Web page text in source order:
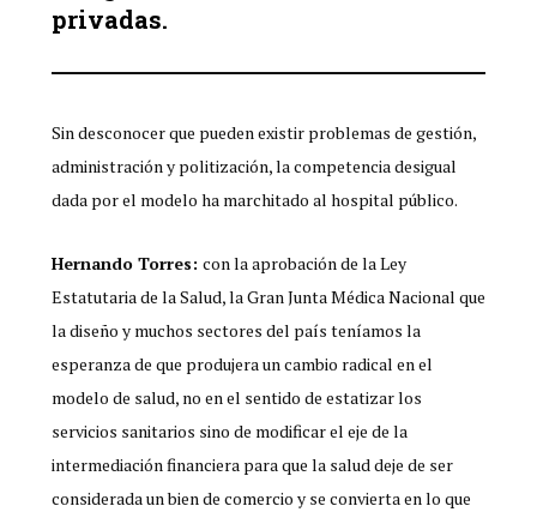
privadas.
Sin desconocer que pueden existir problemas de gestión,
administración y politización, la competencia desigual
dada por el modelo ha marchitado al hospital público.
Hernando Torres: con la aprobación de la Ley
Estatutaria de la Salud, la Gran Junta Médica Nacional que
la diseño y muchos sectores del país teníamos la
esperanza de que produjera un cambio radical en el
modelo de salud, no en el sentido de estatizar los
servicios sanitarios sino de modificar el eje de la
intermediación financiera para que la salud deje de ser
considerada un bien de comercio y se convierta en lo que